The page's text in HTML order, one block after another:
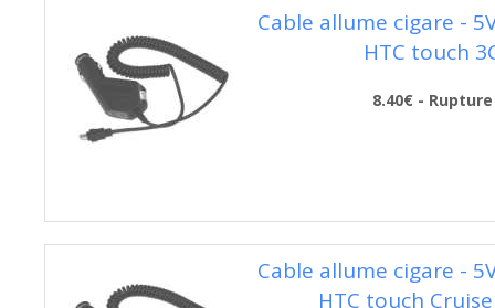
Cable allume cigare -
HTC touch
8.40€ - Rupture
Cable allume cigare -
HTC touch